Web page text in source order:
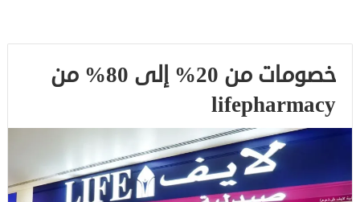
خصومات من 20% إلى 80% من
lifepharmacy